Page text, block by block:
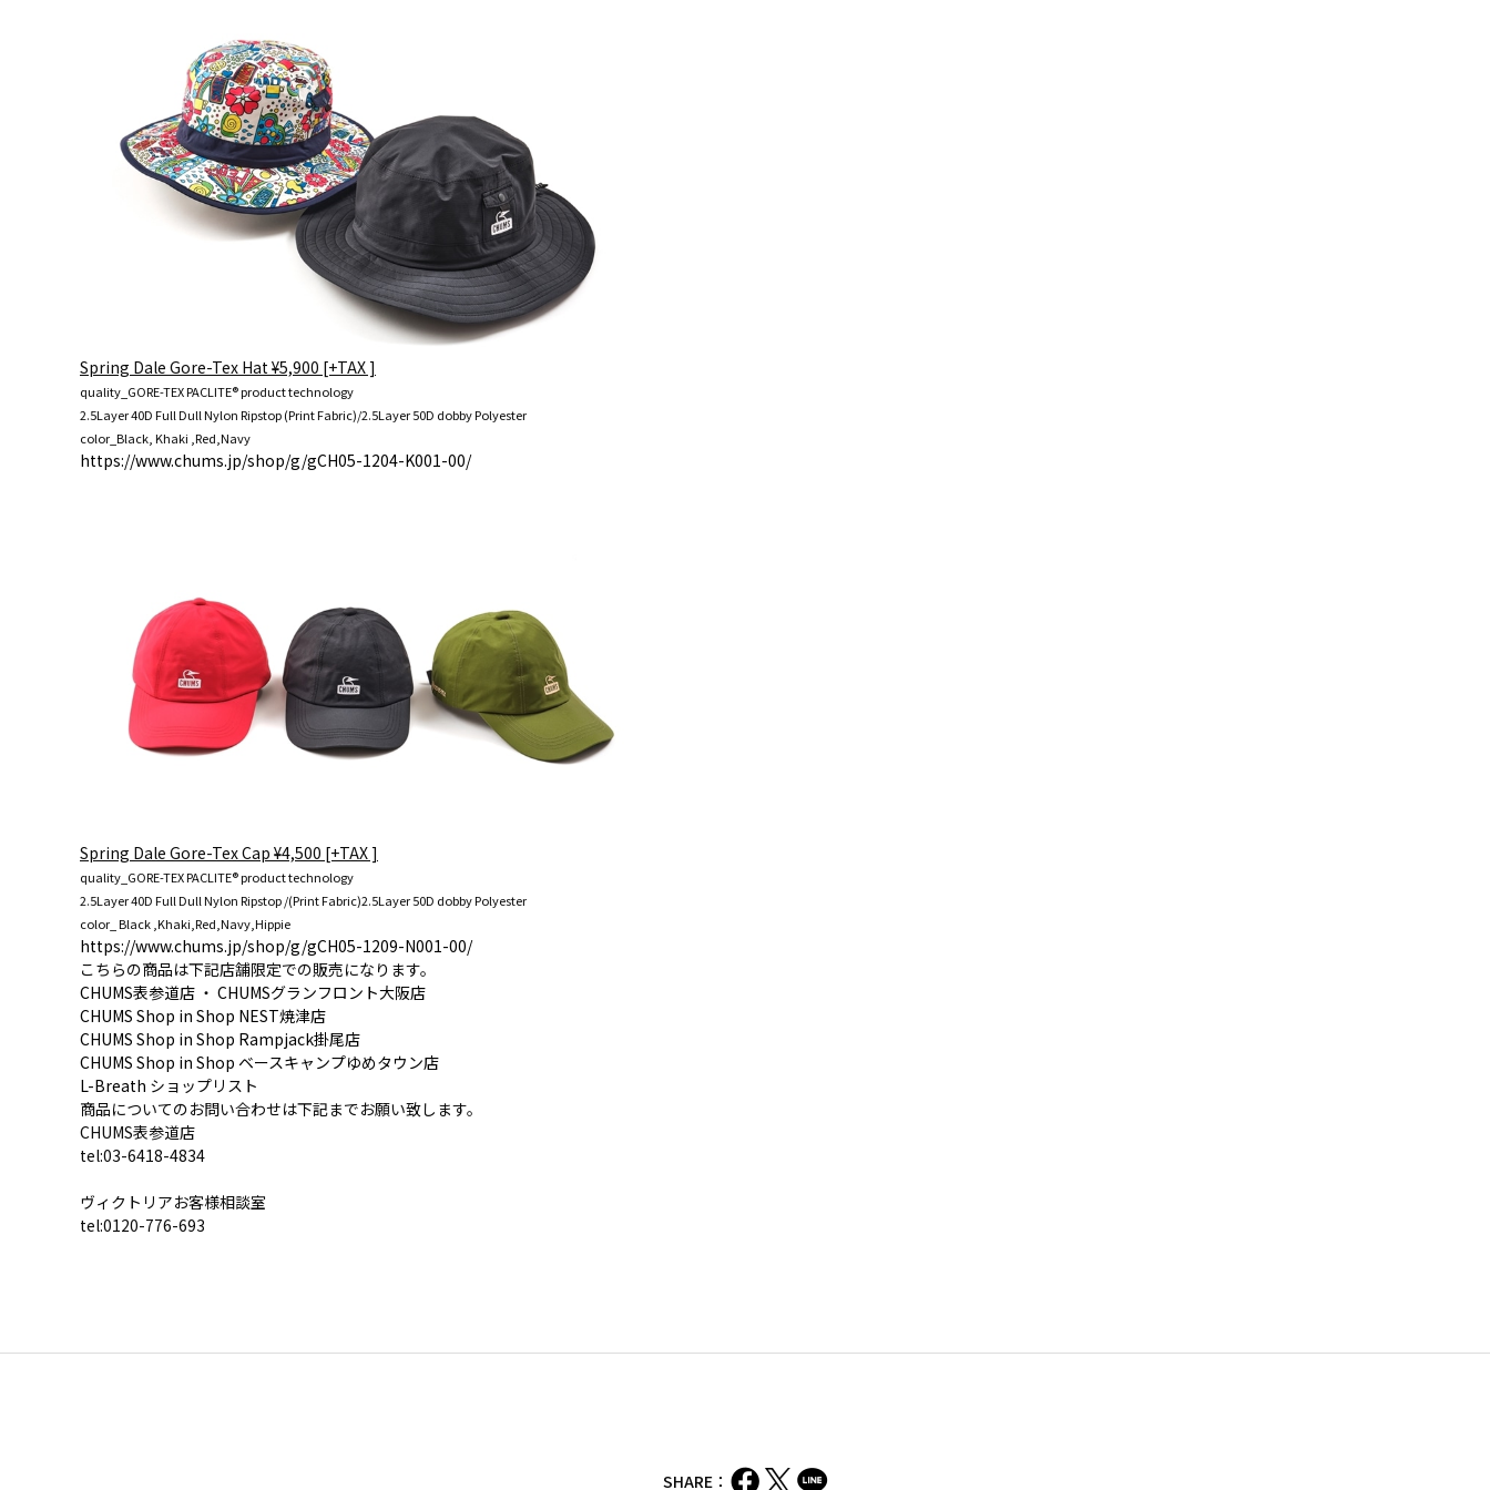
Spring Dale Gore-Tex Hat ¥5,900 [+TAX ]
quality_GORE-TEX PACLITE® product technology
2.5Layer 40D Full Dull Nylon Ripstop (Print Fabric)/2.5Layer 50D dobby Polyester
color_Black, Khaki ,Red,Navy
https://www.chums.jp/shop/g/gCH05-1204-K001-00/
Spring Dale Gore-Tex Cap ¥4,500 [+TAX ]
quality_GORE-TEX PACLITE® product technology
2.5Layer 40D Full Dull Nylon Ripstop /(Print Fabric)2.5Layer 50D dobby Polyester
color_ Black ,Khaki,Red,Navy,Hippie
https://www.chums.jp/shop/g/gCH05-1209-N001-00/
こちらの商品は下記店舗限定での販売になります。
CHUMS表参道店 ・ CHUMSグランフロント大阪店
CHUMS Shop in Shop NEST焼津店
CHUMS Shop in Shop Rampjack掛尾店
CHUMS Shop in Shop ベースキャンプゆめタウン店
L-Breath ショップリスト
商品についてのお問い合わせは下記までお願い致します。
CHUMS表参道店
tel:03-6418-4834
ヴィクトリアお客様相談室
tel:0120-776-693
SHARE：